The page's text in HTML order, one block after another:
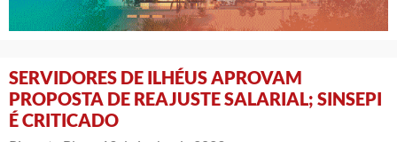
SERVIDORES DE ILHÉUS APROVAM
PROPOSTA DE REAJUSTE SALARIAL; SINSEPI
É CRITICADO